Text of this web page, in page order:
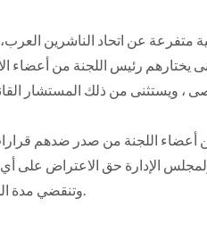
يختارهم رئيس اللجنة من أعضاء
، ويستثنى من ذلك المستشار
وتنقضي مدة اللجنة بانقضاء مدة المجلس الذي شكلها.